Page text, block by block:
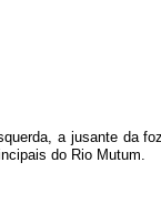
a jusante da
do Rio Mutum.